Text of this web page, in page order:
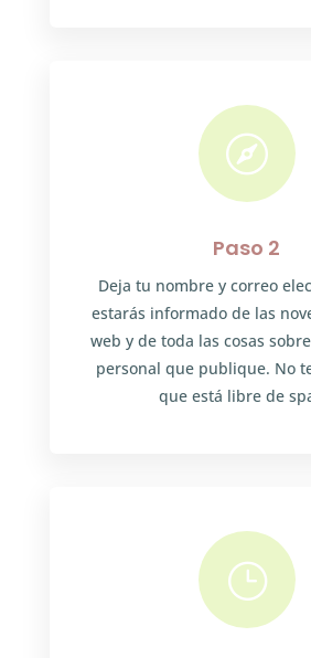

Paso 2
Deja tu nombre y correo
estarás informado de las
web y de toda las cosas
personal que publique. No
que está libre de
}